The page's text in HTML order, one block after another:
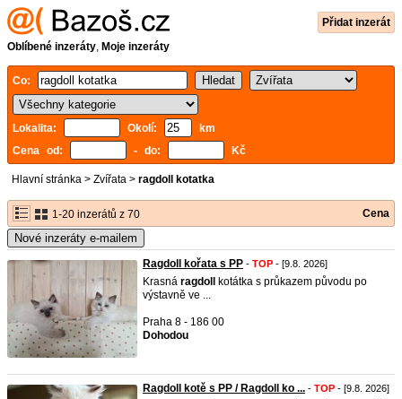
Přidat inzerát
Oblíbené inzeráty, Moje inzeráty
Co:
Lokalita: Okolí:
km
Cena od:
- do: Kč
Hlavní stránka > Zvířata > ragdoll kotatka
1-20 inzerátů z 70 Cena
Nové inzeráty e-mailem
Ragdoll kořata s PP - TOP - [9.8. 2026]
Krasná ragdoll
kotátka s průkazem původu po
výstavně ve ...
Praha 8 - 186 00
Dohodou
Ragdoll kotě s PP / Ragdoll ko ... - TOP - [9.8. 2026]